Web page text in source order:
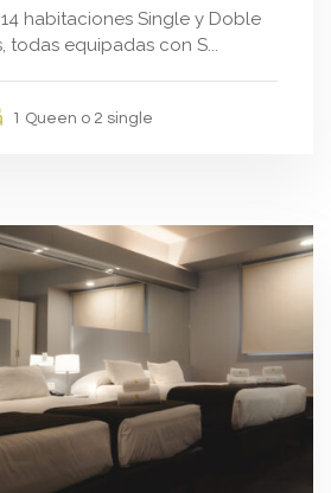
habitaciones Single y Doble
todas equipadas con S...
1 Queen o 2 single